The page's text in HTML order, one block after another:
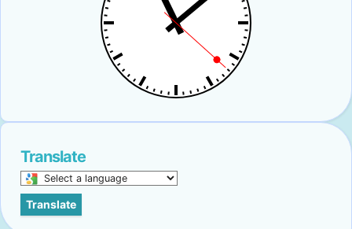
Translate
Select
a
language
Translate